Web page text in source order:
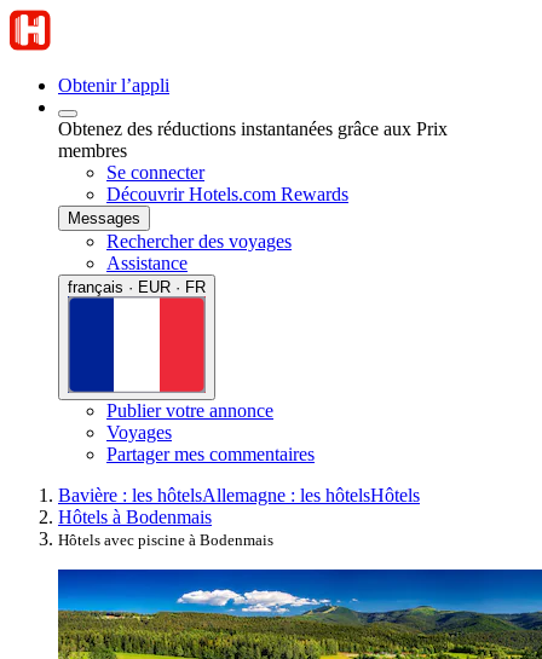
Obtenir l’appli
Obtenez des réductions instantanées grâce aux Prix
membres
Se connecter
Découvrir Hotels.com Rewards
Messages
Rechercher des voyages
Assistance
français · EUR · FR
Publier votre annonce
Voyages
Partager mes commentaires
Bavière : les hôtelsAllemagne : les hôtelsHôtels
Hôtels à Bodenmais
Hôtels avec piscine à Bodenmais